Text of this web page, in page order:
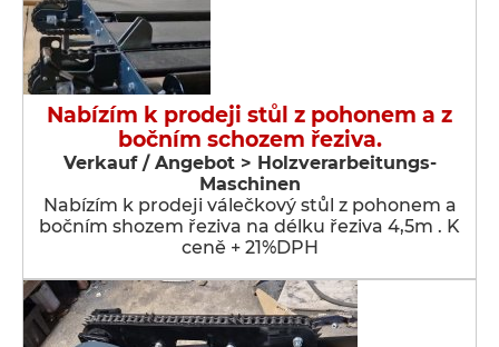
Nabízím k prodeji stůl z pohonem a z
bočním schozem řeziva.
Verkauf / Angebot > Holzverarbeitungs-
Maschinen
Nabízím k prodeji válečkový stůl z pohonem a
bočním shozem řeziva na délku řeziva 4,5m . K
ceně + 21%DPH